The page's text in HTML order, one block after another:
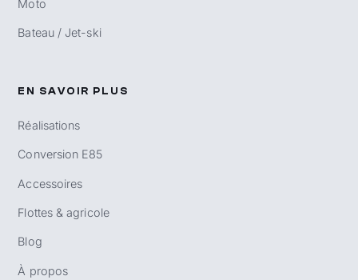
Moto
Bateau / Jet-ski
EN SAVOIR PLUS
Réalisations
Conversion E85
Accessoires
Flottes & agricole
Blog
À propos